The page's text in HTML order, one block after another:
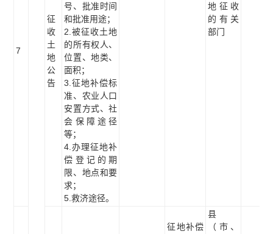
7
征
收
土
地
公
告
号、批准时间
和批准用途；
2.被征收土地
的所有权人、
位置、地类、
面积；
3.征地补偿标
准、农业人口
安置方式、社
会保障途径
等；
4.办理征地补
偿登记的期
限、地点和要
求；
5.救济途径。
地征收
的有关
部门
征地补偿
县
（市、